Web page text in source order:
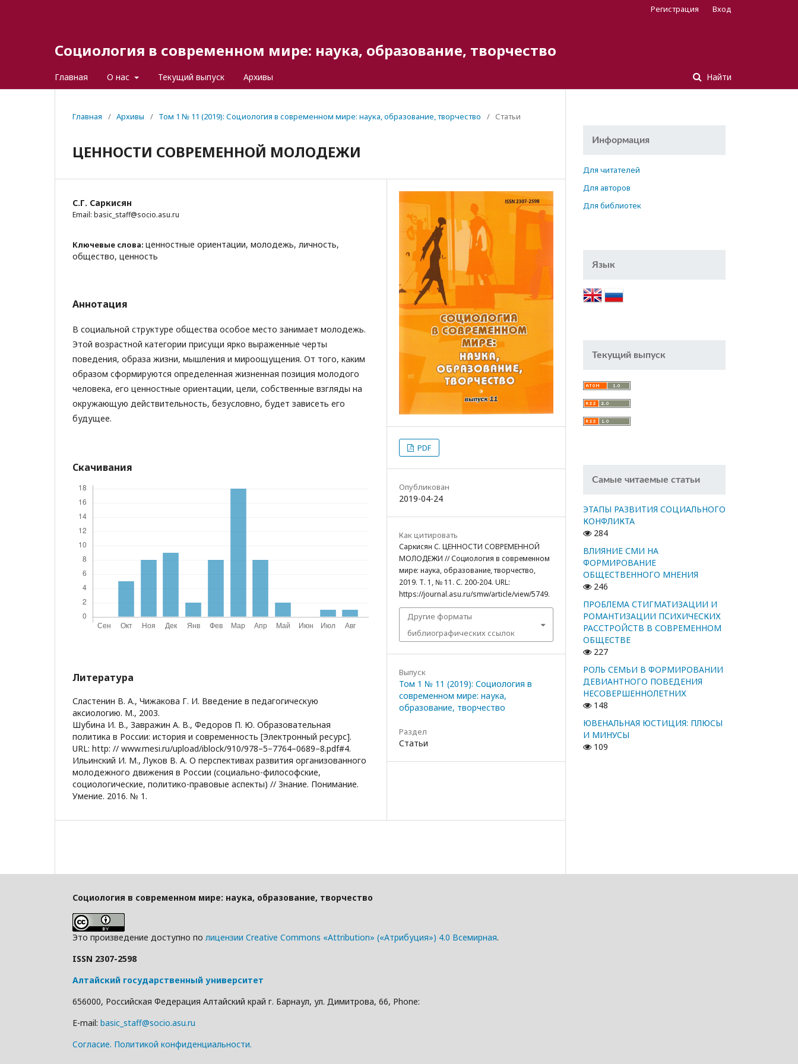
Социология в современном мире: наука, образование, творчество
Главная О нас Текущий выпуск Архивы Найти
Регистрация Вход
Главная / Архивы / Том 1 № 11 (2019): Социология в современном мире: наука, образование, творчество / Статьи
ЦЕННОСТИ СОВРЕМЕННОЙ МОЛОДЕЖИ
С.Г. Саркисян
Email: basic_staff@socio.asu.ru
Ключевые слова: ценностные ориентации, молодежь, личность,
общество, ценность
Аннотация
В социальной структуре общества особое место занимает молодежь.
Этой возрастной категории присущи ярко выраженные черты
поведения, образа жизни, мышления и мироощущения. От того, каким
образом сформируются определенная жизненная позиция молодого
человека, его ценностные ориентации, цели, собственные взгляды на
окружающую действительность, безусловно, будет зависеть его
будущее.
Скачивания
Литература
Сластенин В. А., Чижакова Г. И. Введение в педагогическую
аксиологию. М., 2003.
Шубина И. В., Завражин А. В., Федоров П. Ю. Образовательная
политика в России: история и современность [Электронный ресурс].
URL: http: // www.mesi.ru/upload/iblock/910/978–5–7764–0689–8.pdf#4.
Ильинский И. М., Луков В. А. О перспективах развития организованного
молодежного движения в России (социально-философские,
социологические, политико-правовые аспекты) // Знание. Понимание.
Умение. 2016. № 1.
PDF
Опубликован
2019-04-24
Как цитировать
Саркисян С. ЦЕННОСТИ СОВРЕМЕННОЙ
МОЛОДЕЖИ // Социология в современном
мире: наука, образование, творчество,
2019. Т. 1, № 11. С. 200-204. URL:
https://journal.asu.ru/smw/article/view/5749.
Другие форматы
библиографических ссылок
Выпуск
Том 1 № 11 (2019): Социология в
современном мире: наука,
образование, творчество
Раздел
Статьи
Информация
Для читателей
Для авторов
Для библиотек
Язык
Текущий выпуск
Самые читаемые статьи
ЭТАПЫ РАЗВИТИЯ СОЦИАЛЬНОГО
КОНФЛИКТА
284
ВЛИЯНИЕ СМИ НА
ФОРМИРОВАНИЕ
ОБЩЕСТВЕННОГО МНЕНИЯ
246
ПРОБЛЕМА СТИГМАТИЗАЦИИ И
РОМАНТИЗАЦИИ ПСИХИЧЕСКИХ
РАССТРОЙСТВ В СОВРЕМЕННОМ
ОБЩЕСТВЕ
227
РОЛЬ СЕМЬИ В ФОРМИРОВАНИИ
ДЕВИАНТНОГО ПОВЕДЕНИЯ
НЕСОВЕРШЕННОЛЕТНИХ
148
ЮВЕНАЛЬНАЯ ЮСТИЦИЯ: ПЛЮСЫ
И МИНУСЫ
109
Социология в современном мире: наука, образование, творчество
Это произведение доступно по лицензии Creative Commons «Attribution» («Атрибуция») 4.0 Всемирная.
ISSN 2307-2598
Алтайский государственный университет
656000, Российская Федерация Алтайский край г. Барнаул, ул. Димитрова, 66, Phone:
E-mail: basic_staff@socio.asu.ru
Cогласие. Политикой конфиденциальности.